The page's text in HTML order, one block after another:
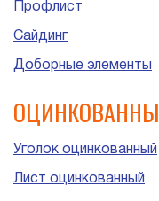
Профлист
Сайдинг
Доборные элементы
Уголок оцинкованный
Лист оцинкованный